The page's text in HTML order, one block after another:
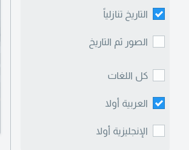
التاريخ تنازلياً
الصور ثم التاريخ
كل اللغات
العربية أولا
الإنجليزية أولا